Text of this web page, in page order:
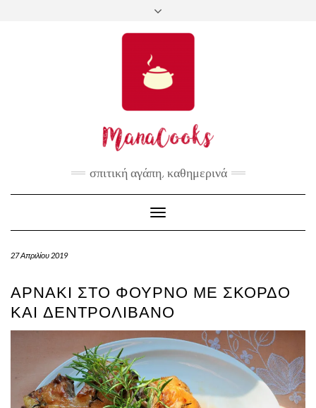
Επιλέξτε
γλώσσα
σπιτική αγάπη, καθημερινά
Toggle
Navigation
27 Απριλίου 2019
ΑΡΝΆΚΙ ΣΤΟ ΦΟΎΡΝΟ ΜΕ ΣΚΌΡΔΟ
ΚΑΙ ΔΕΝΤΡΟΛΊΒΑΝΟ